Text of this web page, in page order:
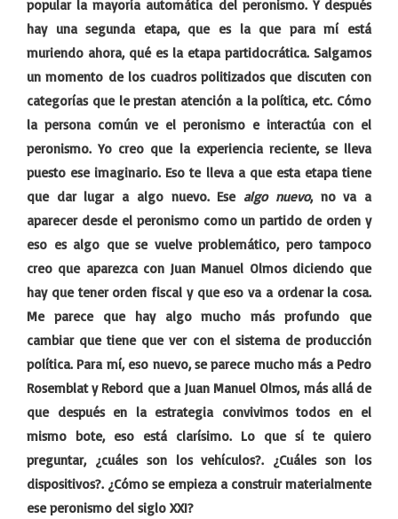
popular la mayoría automática del peronismo. Y después
hay una segunda etapa, que es la que para mí está
muriendo ahora, qué es la etapa partidocrática. Salgamos
un momento de los cuadros politizados que discuten con
categorías que le prestan atención a la política, etc. Cómo
la persona común ve el peronismo e interactúa con el
peronismo. Yo creo que la experiencia reciente, se lleva
puesto ese imaginario. Eso te lleva a que esta etapa tiene
que dar lugar a algo nuevo. Ese algo nuevo, no va a
aparecer desde el peronismo como un partido de orden y
eso es algo que se vuelve problemático, pero tampoco
creo que aparezca con Juan Manuel Olmos diciendo que
hay que tener orden fiscal y que eso va a ordenar la cosa.
Me parece que hay algo mucho más profundo que
cambiar que tiene que ver con el sistema de producción
política. Para mí, eso nuevo, se parece mucho más a Pedro
Rosemblat y Rebord que a Juan Manuel Olmos, más allá de
que después en la estrategia convivimos todos en el
mismo bote, eso está clarísimo. Lo que sí te quiero
preguntar, ¿cuáles son los vehículos?. ¿Cuáles son los
dispositivos?. ¿Cómo se empieza a construir materialmente
ese peronismo del siglo XXI?